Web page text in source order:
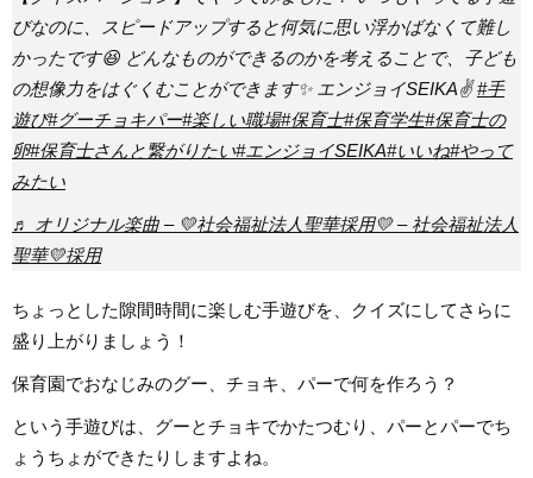
びなのに、スピードアップすると何気に思い浮かばなくて難し
かったです😆 どんなものができるのかを考えることで、子ども
の想像力をはぐくむことができます✨ エンジョイSEIKA✌️#手
遊び#グーチョキパー#楽しい職場#保育士#保育学生#保育士の
卵#保育士さんと繋がりたい#エンジョイSEIKA#いいね#やって
みたい
♬ オリジナル楽曲 – 💛社会福祉法人聖華採用💛 – 社会福祉法人
聖華💛採用
ちょっとした隙間時間に楽しむ手遊びを、クイズにしてさらに
盛り上がりましょう！
保育園でおなじみのグー、チョキ、パーで何を作ろう？
という手遊びは、グーとチョキでかたつむり、パーとパーでち
ょうちょができたりしますよね。